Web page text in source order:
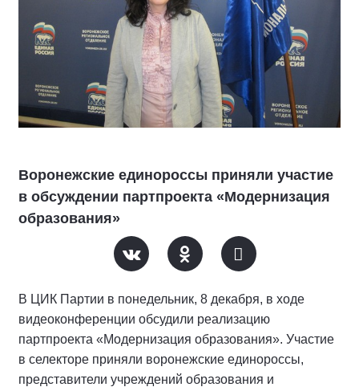
Воронежские единороссы приняли участие
в обсуждении партпроекта «Модернизация
образования»
В ЦИК Партии в понедельник, 8 декабря, в ходе
видеоконференции обсудили реализацию
партпроекта «Модернизация образования». Участие
в селекторе приняли воронежские единороссы,
представители учреждений образования и